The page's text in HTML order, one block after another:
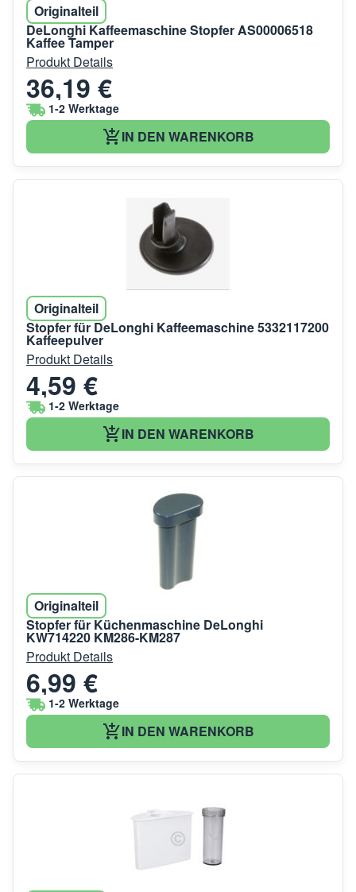
Originalteil
DeLonghi Kaffeemaschine Stopfer AS00006518
Kaffee Tamper
Produkt Details
36,19 €
1-2 Werktage
IN DEN WARENKORB
Originalteil
Stopfer für DeLonghi Kaffeemaschine 5332117200
Kaffeepulver
Produkt Details
4,59 €
1-2 Werktage
IN DEN WARENKORB
Originalteil
Stopfer für Küchenmaschine DeLonghi
KW714220 KM286-KM287
Produkt Details
6,99 €
1-2 Werktage
IN DEN WARENKORB